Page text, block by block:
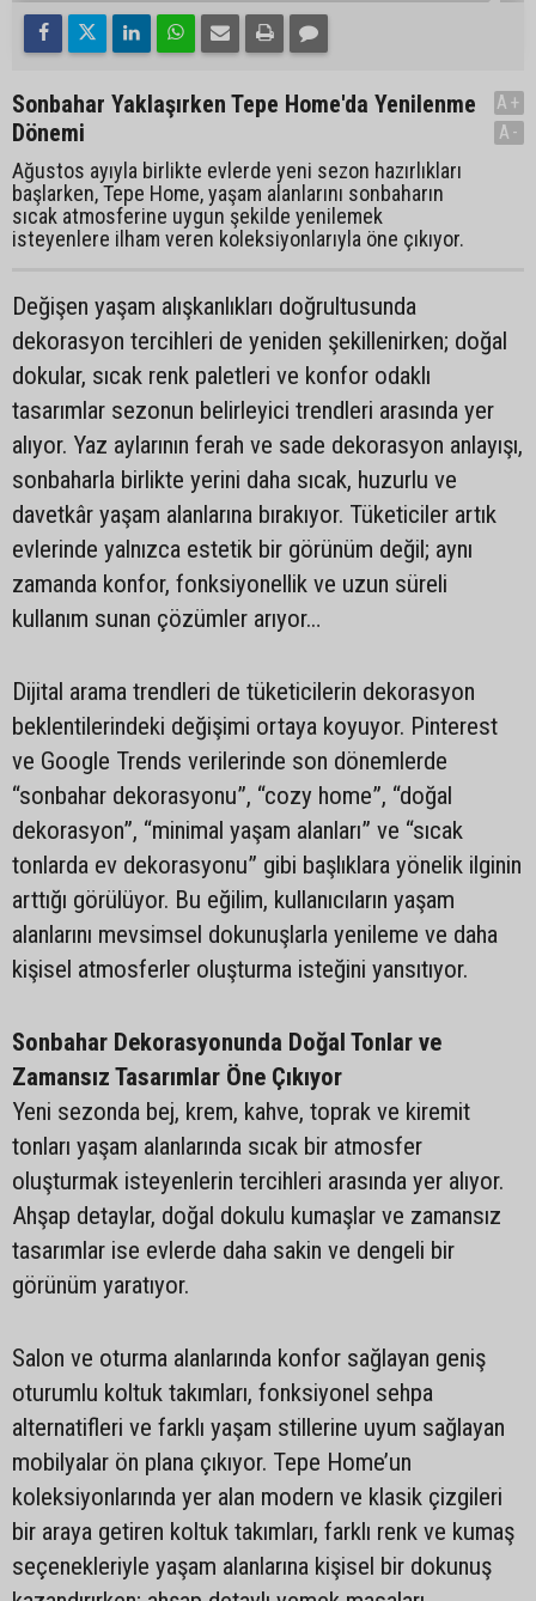
Sonbahar Yaklaşırken Tepe Home'da Yenilenme
Dönemi
Ağustos ayıyla birlikte evlerde yeni sezon hazırlıkları
başlarken, Tepe Home, yaşam alanlarını sonbaharın
sıcak atmosferine uygun şekilde yenilemek
isteyenlere ilham veren koleksiyonlarıyla öne çıkıyor.
A+
A-
Değişen yaşam alışkanlıkları doğrultusunda
dekorasyon tercihleri de yeniden şekillenirken; doğal
dokular, sıcak renk paletleri ve konfor odaklı
tasarımlar sezonun belirleyici trendleri arasında yer
alıyor. Yaz aylarının ferah ve sade dekorasyon anlayışı,
sonbaharla birlikte yerini daha sıcak, huzurlu ve
davetkâr yaşam alanlarına bırakıyor. Tüketiciler artık
evlerinde yalnızca estetik bir görünüm değil; aynı
zamanda konfor, fonksiyonellik ve uzun süreli
kullanım sunan çözümler arıyor…
Dijital arama trendleri de tüketicilerin dekorasyon
beklentilerindeki değişimi ortaya koyuyor. Pinterest
ve Google Trends verilerinde son dönemlerde
“sonbahar dekorasyonu”, “cozy home”, “doğal
dekorasyon”, “minimal yaşam alanları” ve “sıcak
tonlarda ev dekorasyonu” gibi başlıklara yönelik ilginin
arttığı görülüyor. Bu eğilim, kullanıcıların yaşam
alanlarını mevsimsel dokunuşlarla yenileme ve daha
kişisel atmosferler oluşturma isteğini yansıtıyor.
Sonbahar Dekorasyonunda Doğal Tonlar ve
Zamansız Tasarımlar Öne Çıkıyor
Yeni sezonda bej, krem, kahve, toprak ve kiremit
tonları yaşam alanlarında sıcak bir atmosfer
oluşturmak isteyenlerin tercihleri arasında yer alıyor.
Ahşap detaylar, doğal dokulu kumaşlar ve zamansız
tasarımlar ise evlerde daha sakin ve dengeli bir
görünüm yaratıyor.
Salon ve oturma alanlarında konfor sağlayan geniş
oturumlu koltuk takımları, fonksiyonel sehpa
alternatifleri ve farklı yaşam stillerine uyum sağlayan
mobilyalar ön plana çıkıyor. Tepe Home’un
koleksiyonlarında yer alan modern ve klasik çizgileri
bir araya getiren koltuk takımları, farklı renk ve kumaş
seçenekleriyle yaşam alanlarına kişisel bir dokunuş